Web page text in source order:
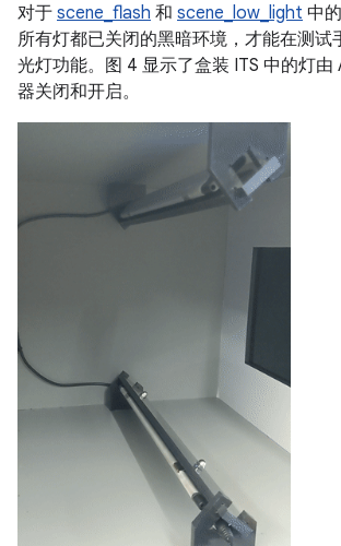
对于 scene_flash 和 scene_low_light 中
所有灯都已关闭的黑暗环境，才能在测试
光灯功能。图 4 显示了盒装 ITS 中的灯由
器关闭和开启。